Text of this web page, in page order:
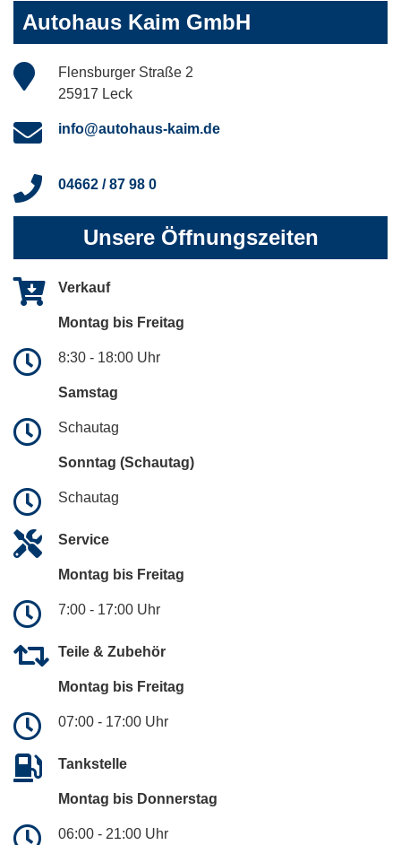
Autohaus Kaim GmbH
Flensburger Straße 2
25917 Leck
info@autohaus-kaim.de
04662 / 87 98 0
Unsere Öffnungszeiten
Verkauf
Montag bis Freitag
8:30 - 18:00 Uhr
Samstag
Schautag
Sonntag (Schautag)
Schautag
Service
Montag bis Freitag
7:00 - 17:00 Uhr
Teile & Zubehör
Montag bis Freitag
07:00 - 17:00 Uhr
Tankstelle
Montag bis Donnerstag
06:00 - 21:00 Uhr